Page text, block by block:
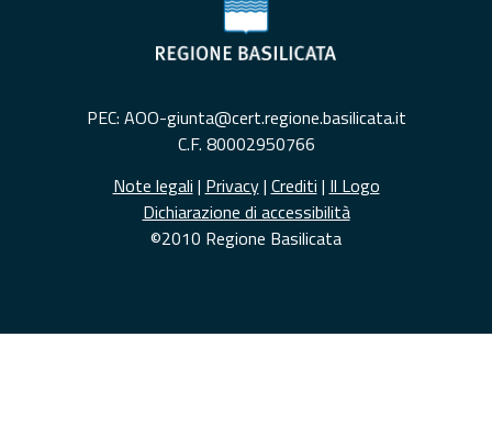
PEC: AOO-giunta@cert.regione.basilicata.it
C.F. 80002950766
Note legali | Privacy| Crediti | Il Logo
Dichiarazione di accessibilità
©2010 Regione Basilicata